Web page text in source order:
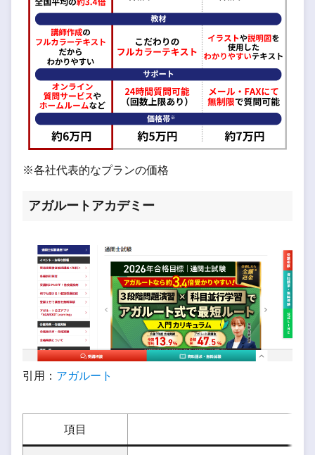
※各社代表的なプランの価格
アガルートアカデミー
引用： アガルート
項目